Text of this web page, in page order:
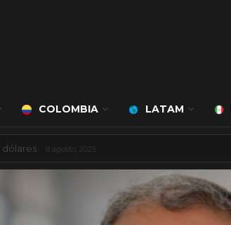
COLOMBIA LATAM
3 agosto, 2026